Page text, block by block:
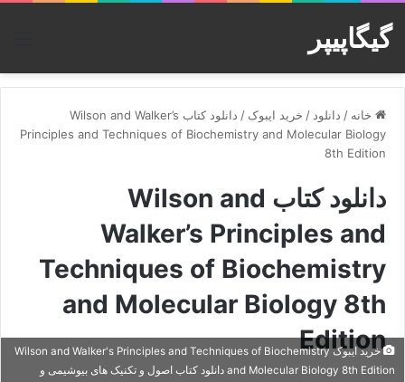
گیگاپیپر
خانه / دانلود / خرید ایبوک /
دانلود کتاب Wilson and Walker’s
Principles and Techniques of Biochemistry and Molecular Biology
8th Edition
دانلود کتاب Wilson and
Walker’s Principles and
Techniques of Biochemistry
and Molecular Biology 8th
Editionخرید ایبوک Wilson and Walker's Principles and Techniques of Biochemistry
and Molecular Biology 8th Edition دانلود کتاب اصول و تکنیک های بیوشیمی و